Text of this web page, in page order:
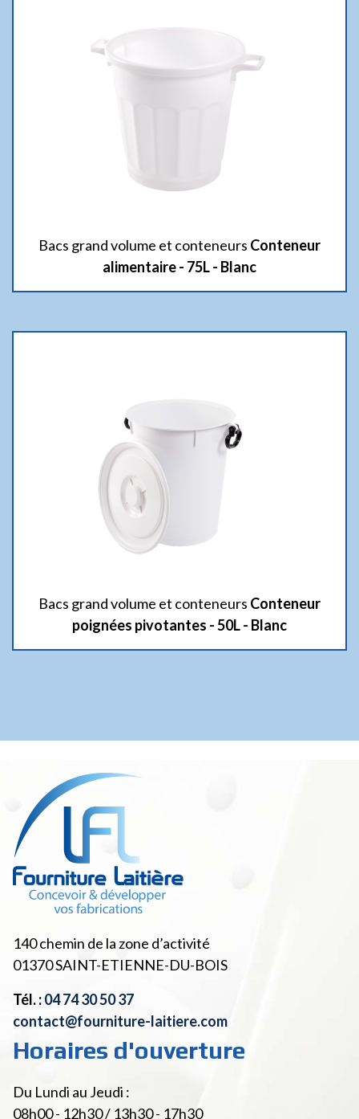
Bacs grand volume et conteneurs Conteneur
alimentaire - 75L - Blanc
Bacs grand volume et conteneurs Conteneur
poignées pivotantes - 50L - Blanc
140 chemin de la zone d’activité
01370SAINT-ETIENNE-DU-BOIS
Tél. :04 74 30 50 37
contact@fourniture-laitiere.com
Horaires d'ouverture
Du Lundi au Jeudi :
08h00 - 12h30 / 13h30 - 17h30